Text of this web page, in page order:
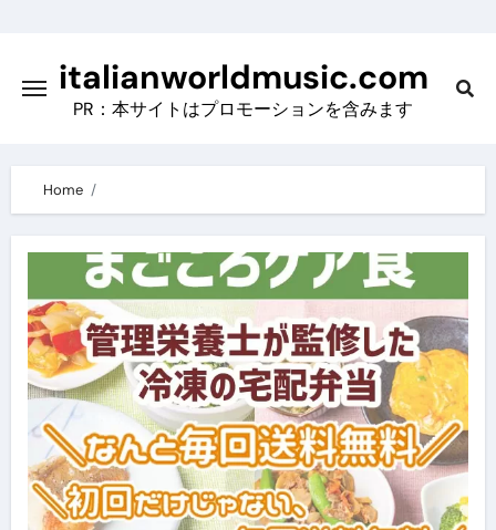
contentitalianworldmusic.com
PR：本サイトはプロモーションを含みます
Home